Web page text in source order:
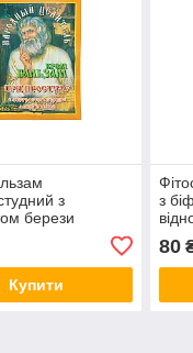
з
берези
цілитель 10 г.
Купити
з
80